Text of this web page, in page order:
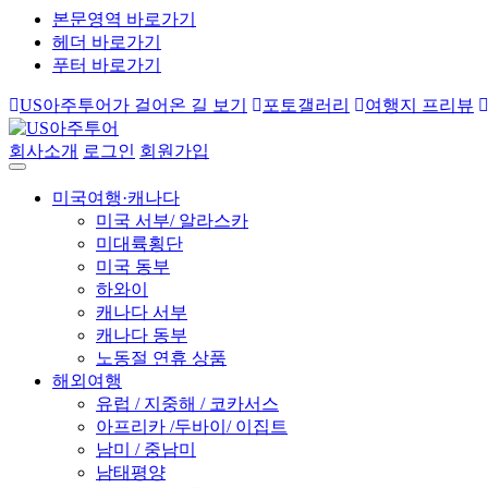
본문영역 바로가기
헤더 바로가기
푸터 바로가기
US아주투어가 걸어온 길 보기 포토갤러리 여행지 프리뷰
회사소개 로그인 회원가입
미국여행·캐나다
미국 서부/ 알라스카
미대륙횡단
미국 동부
하와이
캐나다 서부
캐나다 동부
노동절 연휴 상품
해외여행
유럽 / 지중해 / 코카서스
아프리카 /두바이/ 이집트
남미 / 중남미
남태평양